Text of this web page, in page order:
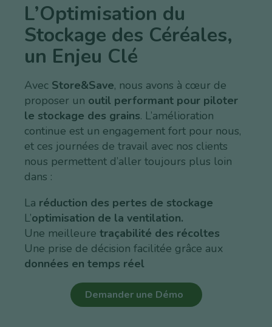
L’Optimisation du
Stockage des Céréales,
un Enjeu Clé
Avec Store&Save, nous avons à cœur de
proposer un outil performant pour piloter
le stockage des grains. L’amélioration
continue est un engagement fort pour nous,
et ces journées de travail avec nos clients
nous permettent d’aller toujours plus loin
dans :
La réduction des pertes de stockage
L’optimisation de la ventilation.
Une meilleure traçabilité des récoltes
Une prise de décision facilitée grâce aux
données en temps réel
Demander une Démo